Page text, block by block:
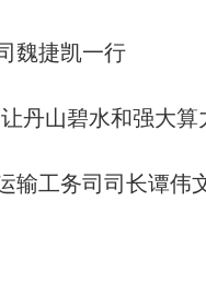
魏捷凯一行
山碧水和强大算力
输工务司司长谭伟